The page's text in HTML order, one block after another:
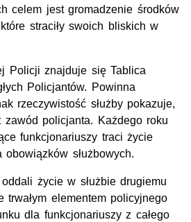
celem jest gromadzenie środków
straciły swoich bliskich w
Policji znajduje się Tablica
Policjantów. Powinna
rzeczywistość służby pokazuje,
policjanta. Każdego roku
funkcjonariuszy traci życie
służbowych.
życie w służbie drugiemu
trwałym elementem policyjnego
dla funkcjonariuszy z całego